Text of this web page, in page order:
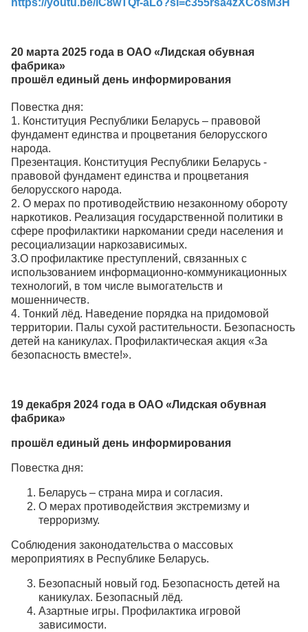
https://youtu.be/iC8wTQf-aLo?si=c355rsa4zXCosM3H
20 марта 2025 года в ОАО «Лидская обувная
фабрика»
прошёл единый день информирования
Повестка дня:
1. Конституция Республики Беларусь – правовой
фундамент единства и процветания белорусского
народа.
Презентация. Конституция Республики Беларусь -
правовой фундамент единства и процветания
белорусского народа.
2. О мерах по противодействию незаконному обороту
наркотиков. Реализация государственной политики в
сфере профилактики наркомании среди населения и
ресоциализации наркозависимых.
3.О профилактике преступлений, связанных с
использованием информационно-коммуникационных
технологий, в том числе вымогательств и
мошенничеств.
4. Тонкий лёд. Наведение порядка на придомовой
территории. Палы сухой растительности. Безопасность
детей на каникулах. Профилактическая акция «За
безопасность вместе!».
19 декабря 2024 года в ОАО «Лидская обувная
фабрика»
прошёл единый день информирования
Повестка дня:
Беларусь – страна мира и согласия.
О мерах противодействия экстремизму и
терроризму.
Соблюдения законодательства о массовых
мероприятиях в Республике Беларусь.
Безопасный новый год. Безопасность детей на
каникулах. Безопасный лёд.
Азартные игры. Профилактика игровой
зависимости.